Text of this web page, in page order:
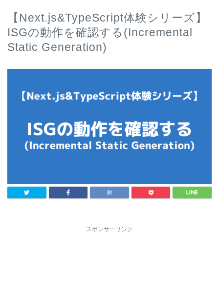
【Next.js&TypeScript体験シリーズ】
ISGの動作を確認する(Incremental
Static Generation)
スポンサーリンク